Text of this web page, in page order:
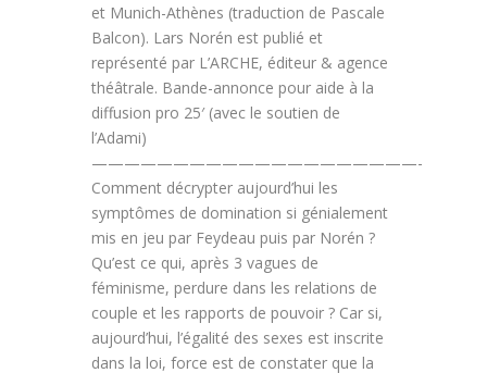
et Munich-Athènes (traduction de Pascale
Balcon). Lars Norén est publié et
représenté par L’ARCHE, éditeur & agence
théâtrale. Bande-annonce pour aide à la
diffusion pro 25′ (avec le soutien de
l’Adami)
————————————————————-
Comment décrypter aujourd’hui les
symptômes de domination si génialement
mis en jeu par Feydeau puis par Norén ?
Qu’est ce qui, après 3 vagues de
féminisme, perdure dans les relations de
couple et les rapports de pouvoir ? Car si,
aujourd’hui, l’égalité des sexes est inscrite
dans la loi, force est de constater que la